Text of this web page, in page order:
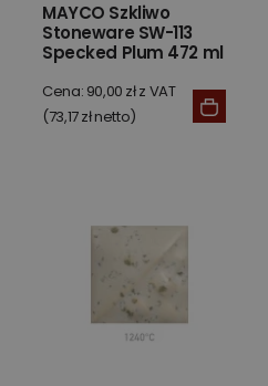
MAYCO Szkliwo
Stoneware SW-113
Specked Plum 472 ml
Cena: 90,00 zł z VAT
(73,17 zł netto)